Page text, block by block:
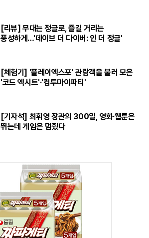
[리뷰] 무대는 정글로, 즐길 거리는
풍성하게…'데이브 더 다이버: 인 더 정글'
[체험기] '플레이엑스포' 관람객을 불러 모은
'코드 엑시트'·'컴투마이파티'
[기자석] 최휘영 장관의 300일, 영화·웹툰은
뛰는데 게임은 멈췄다